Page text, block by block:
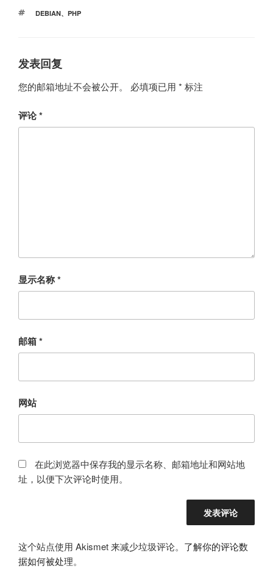
标
DEBIAN、 PHP
发表回复
您的邮箱地址不会被公开。 必填项已用 * 标注
评论*
显示名称*
邮箱*
网站
在此浏览器中保存我的显示名称、邮箱地址和网站地
址，以便下次评论时使用。
这个站点使用 Akismet 来减少垃圾评论。 了解你的评论数
据如何被处理。